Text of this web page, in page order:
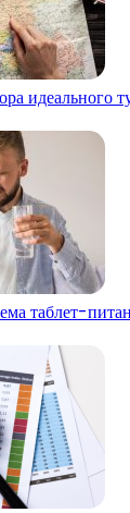
идеального
таблет-